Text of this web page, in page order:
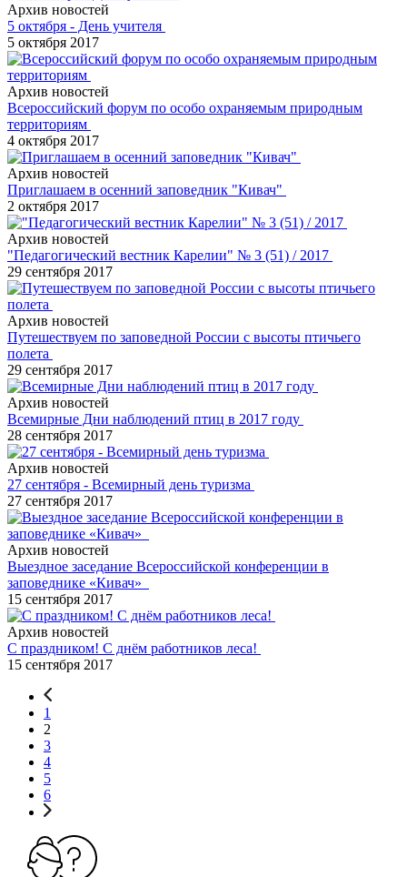
Архив новостей
5 октября - День учителя
5 октября 2017
Архив новостей
Всероссийский форум по особо охраняемым природным
территориям
4 октября 2017
Архив новостей
Приглашаем в осенний заповедник "Кивач"
2 октября 2017
Архив новостей
"Педагогический вестник Карелии" № 3 (51) / 2017
29 сентября 2017
Архив новостей
Путешествуем по заповедной России с высоты птичьего
полета
29 сентября 2017
Архив новостей
Всемирные Дни наблюдений птиц в 2017 году
28 сентября 2017
Архив новостей
27 сентября - Всемирный день туризма
27 сентября 2017
Архив новостей
Выездное заседание Всероссийской конференции в
заповеднике «Кивач»
15 сентября 2017
Архив новостей
С праздником! С днём работников леса!
15 сентября 2017
1
2
3
4
5
6